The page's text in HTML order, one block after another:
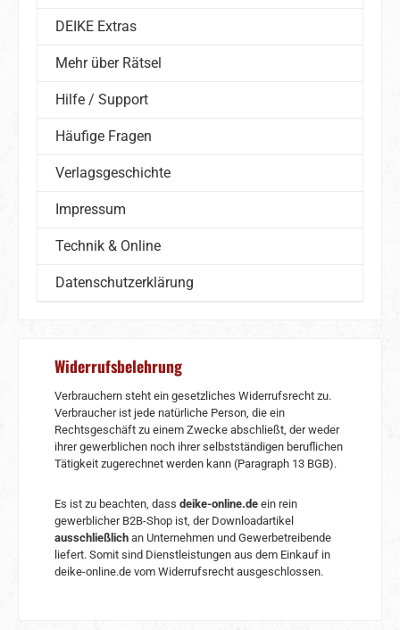
DEIKE Extras
Mehr über Rätsel
Hilfe / Support
Häufige Fragen
Verlagsgeschichte
Impressum
Technik & Online
Datenschutzerklärung
Widerrufsbelehrung
Verbrauchern steht ein gesetzliches Widerrufsrecht zu.
Verbraucher ist jede natürliche Person, die ein
Rechtsgeschäft zu einem Zwecke abschließt, der weder
ihrer gewerblichen noch ihrer selbstständigen beruflichen
Tätigkeit zugerechnet werden kann (Paragraph 13 BGB).
Es ist zu beachten, dass deike-online.de ein rein
gewerblicher B2B-Shop ist, der Downloadartikel
ausschließlich an Unternehmen und Gewerbetreibende
liefert. Somit sind Dienstleistungen aus dem Einkauf in
deike-online.de vom Widerrufsrecht ausgeschlossen.